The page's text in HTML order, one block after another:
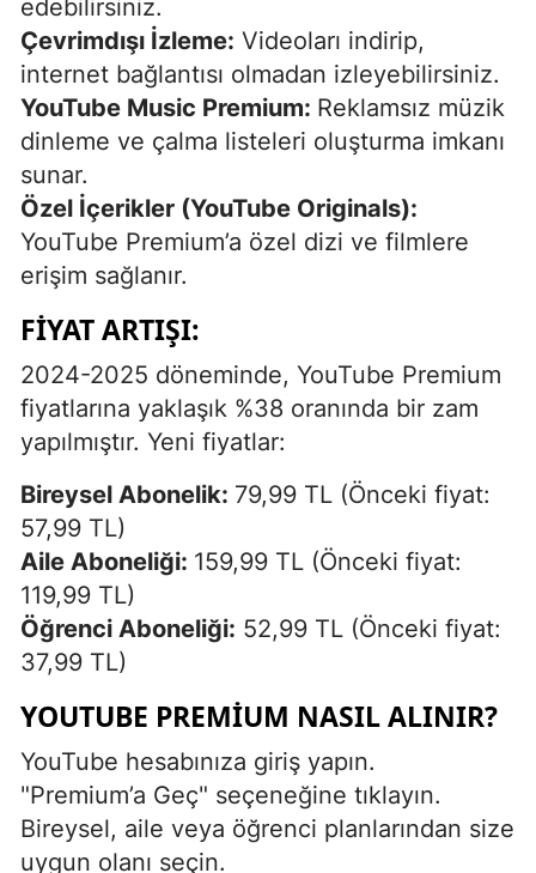
edebilirsiniz.
Çevrimdışı İzleme: Videoları indirip,
internet bağlantısı olmadan izleyebilirsiniz.
YouTube Music Premium: Reklamsız müzik
dinleme ve çalma listeleri oluşturma imkanı
sunar.
Özel İçerikler (YouTube Originals):
YouTube Premium’a özel dizi ve filmlere
erişim sağlanır.
FIYAT ARTIŞI:
2024-2025 döneminde, YouTube Premium
fiyatlarına yaklaşık %38 oranında bir zam
yapılmıştır. Yeni fiyatlar:
Bireysel Abonelik: 79,99 TL (Önceki fiyat:
57,99 TL)
Aile Aboneliği: 159,99 TL (Önceki fiyat:
119,99 TL)
Öğrenci Aboneliği: 52,99 TL (Önceki fiyat:
37,99 TL)
YOUTUBE PREMIUM NASIL ALINIR?
YouTube hesabınıza giriş yapın.
"Premium’a Geç" seçeneğine tıklayın.
Bireysel, aile veya öğrenci planlarından size
uygun olanı seçin.